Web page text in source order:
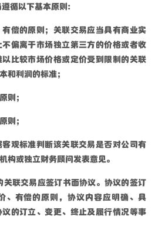
循以下基本原则：
有偿的原则；关联交易应当具有商业实
偏离于市场独立第三方的价格或者收
比较市场价格或定价受到限制的关联
和利润的标准；
则；
则；
客观标准判断该关联交易是否对公司有
构或独立财务顾问发表意见。
联交易应签订书面协议。协议的签订
、有偿的原则，协议内容应明确、具
的订立、变更、终止及履行情况等事